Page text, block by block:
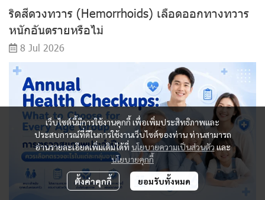
ริดสีดวงทวาร (Hemorrhoids) เลือดออกทางทวาร
หนักอันตรายหรือไม่
8 Jul 2026
เว็บไซต์นี้มีการใช้งานคุกกี้ เพื่อเพิ่มประสิทธิภาพและ
ประสบการณ์ที่ดีในการใช้งานเว็บไซต์ของท่าน ท่านสามารถ
อ่านรายละเอียดเพิ่มเติมได้ที่ นโยบายความเป็นส่วนตัวและ
นโยบายคุกกี้
ตั้งค่าคุกกี้ ยอมรับทั้งหมด